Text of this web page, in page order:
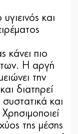
και
κάνει πιο
Η αργή
την
διατηρεί
και
της μέσης